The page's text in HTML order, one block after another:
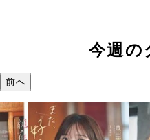
今週の
前へ